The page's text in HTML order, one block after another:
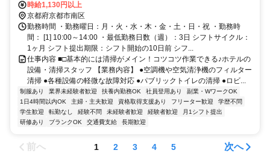
京都八条西口(近鉄)徒歩約3分、連絡バス 京都八条西口(近鉄)徒歩約3
分
時給1,130円以上
京都府京都市南区
勤務時間 ・勤務曜日：月・火・水・木・金・土・日・祝 ・勤務時
間： [1] 10:00～14:00 ・最低勤務日数（週）：3日 シフトサイクル：
1ヶ月 シフト提出期限：シフト開始の10日前 シフ...
仕事内容 ■□基本的には清掃がメイン！コツコツ作業できる♪ホテルの
設備・清掃スタッフ 【業務内容】 ●空調機や空気清浄機のフィルター
清掃 ●各種設備の軽微な故障対応 ●パブリックトイレの清掃 ●ロビ...
制服あり 業界未経験者歓迎 扶養内勤務OK 社員登用あり
副業・WワークOK
1日4時間以内OK
主婦・主夫歓迎 資格取得支援あり フリーター歓迎
学歴不問
学生歓迎
転勤なし 経験不問 未経験者歓迎 経験者歓迎
月1シフト提出
研修あり
ブランクOK 交通費支給 長期歓迎
前へ 1 2 3 4 5 次へ